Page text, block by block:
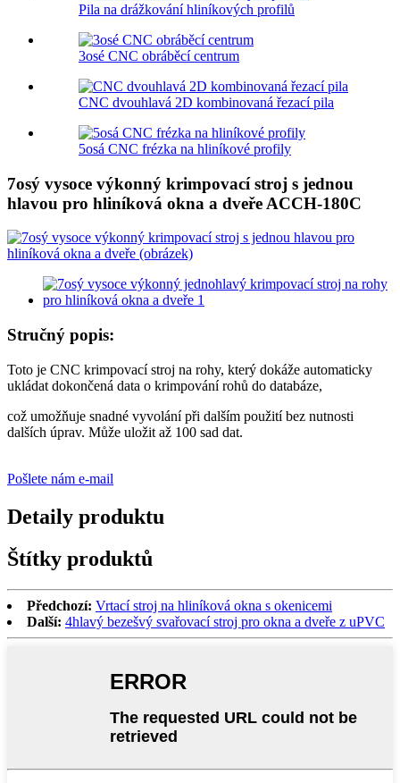
Pila na drážkování hliníkových profilů
3osé CNC obráběcí centrum
CNC dvouhlavá 2D kombinovaná řezací pila
5osá CNC frézka na hliníkové profily
7osý vysoce výkonný krimpovací stroj s jednou
hlavou pro hliníková okna a dveře ACCH-180C
Stručný popis:
Toto je CNC krimpovací stroj na rohy, který dokáže automaticky
ukládat dokončená data o krimpování rohů do databáze,
což umožňuje snadné vyvolání při dalším použití bez nutnosti
dalších úprav. Může uložit až 100 sad dat.
Pošlete nám e-mail
Detaily produktu
Štítky produktů
Předchozí: Vrtací stroj na hliníková okna s okenicemi
Další: 4hlavý bezešvý svařovací stroj pro okna a dveře z uPVC